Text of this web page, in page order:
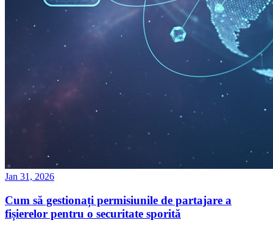
Jan 31, 2026
Cum să gestionați permisiunile de partajare a
fișierelor pentru o securitate sporită